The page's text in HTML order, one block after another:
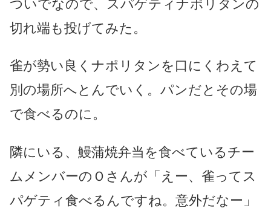
ついでなので、スパゲティナポリタンの
切れ端も投げてみた。
雀が勢い良くナポリタンを口にくわえて
別の場所へとんでいく。パンだとその場
で食べるのに。
隣にいる、鰻蒲焼弁当を食べているチー
ムメンバーのＯさんが「えー、雀ってス
パゲティ食べるんですね。意外だなー」